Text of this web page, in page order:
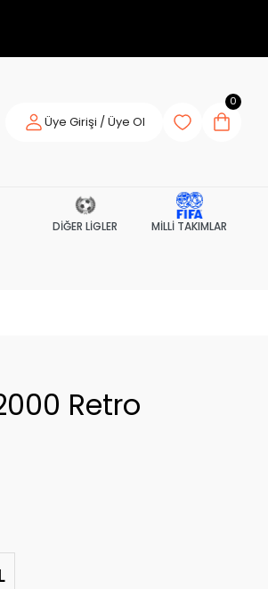
Üye Girişi / Üye Ol
0
DİĞER LİGLER MİLLİ TAKIMLAR
Retro